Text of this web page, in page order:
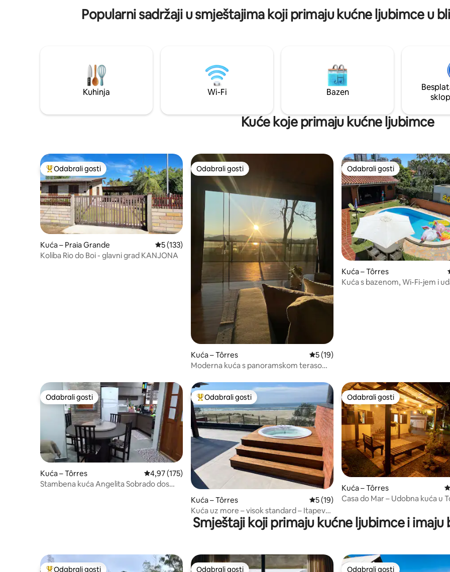
Popularni sadržaji u smještajima koji primaju kućne ljubimce u
Kuhinja Wi-Fi Bazen
Kuće koje primaju kućne ljubimce
Među najviše rangiranima s oznakom „Odabrali gosti”
Odabrali gosti
Kuća – Praia Grande Prosječna ocjena: 5/5, recenzija: 133
5 (133)
Koliba Rio do Boi - glavni grad KANJONA
Odabrali gosti
Odabrali gosti
Kuća – Tôrres Prosječna ocjena: 5/5, recenzija: 19
5 (19)
Moderna kuća s panoramskom terasom
vidikom
Odabrali gosti
Odabrali gosti
Kuća – Tôrres
Kuća s bazenom, Wi-Fi-jem i
Odabrali gosti
Odabrali gosti
Kuća – Tôrres Prosječna ocjena: 4,97/5, recenzija: 175
4,97 (175)
Stambena kuća Angelita Sobrado dos
Među najviše rangiranima s oznakom „Odabrali gosti”
Odabrali gosti
Kuća – Tôrres Prosječna ocjena: 5/5, recenzija: 19
5 (19)
Kuća uz more – visok standard – Itapeva
Torres RS
Odabrali gosti
Odabrali gosti
Kuća – Tôrres
Casa do Mar – Udobna kuća u
Smještaji koji primaju kućne ljubimce i imaju
Odabrali gosti Odabrali gosti Odabrali gosti